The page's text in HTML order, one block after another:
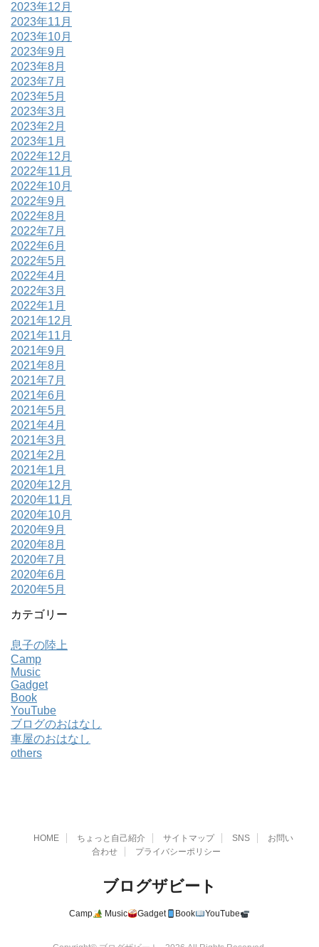
2023年12月
2023年11月
2023年10月
2023年9月
2023年8月
2023年7月
2023年5月
2023年3月
2023年2月
2023年1月
2022年12月
2022年11月
2022年10月
2022年9月
2022年8月
2022年7月
2022年6月
2022年5月
2022年4月
2022年3月
2022年1月
2021年12月
2021年11月
2021年9月
2021年8月
2021年7月
2021年6月
2021年5月
2021年4月
2021年3月
2021年2月
2021年1月
2020年12月
2020年11月
2020年10月
2020年9月
2020年8月
2020年7月
2020年6月
2020年5月
カテゴリー
息子の陸上
Camp
Music
Gadget
Book
YouTube
ブログのおはなし
車屋のおはなし
others
HOME ちょっと自己紹介 サイトマップ SNS
お問い
合わせ
プライバシーポリシー
ブログザビート
Camp Music Gadget Book YouTube